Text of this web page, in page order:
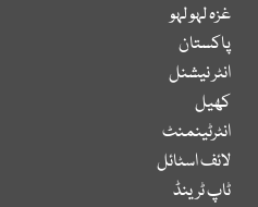
غزہ لہو لہو
پاکستان
انٹر نیشنل
کھیل
انٹرٹینمنٹ
لائف اسٹائل
ٹاپ ٹرینڈ